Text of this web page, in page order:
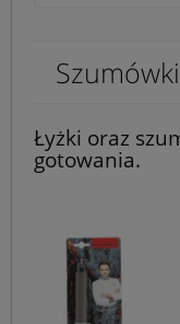
Łyżki oraz
gotowania.